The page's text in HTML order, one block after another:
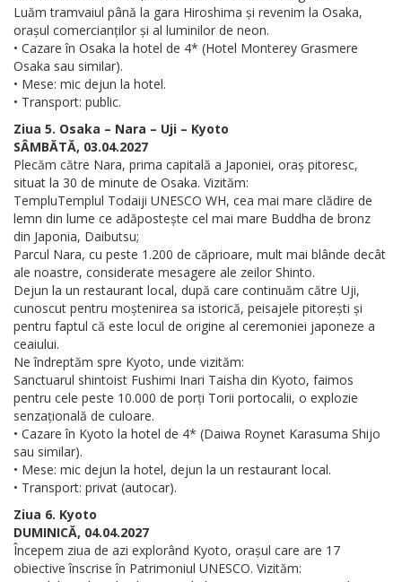
Luăm tramvaiul până la gara Hiroshima și revenim la Osaka,
orașul comercianților și al luminilor de neon.
• Cazare în Osaka la hotel de 4* (Hotel Monterey Grasmere
Osaka sau similar).
• Mese: mic dejun la hotel.
• Transport: public.
Ziua 5. Osaka – Nara – Uji – Kyoto
SÂMBĂTĂ, 03.04.2027
Plecăm către Nara, prima capitală a Japoniei, oraș pitoresc,
situat la 30 de minute de Osaka. Vizităm:
TempluTemplul Todaiji UNESCO WH, cea mai mare clădire de
lemn din lume ce adăpostește cel mai mare Buddha de bronz
din Japonia, Daibutsu;
Parcul Nara, cu peste 1.200 de căprioare, mult mai blânde decât
ale noastre, considerate mesagere ale zeilor Shinto.
Dejun la un restaurant local, după care continuăm către Uji,
cunoscut pentru moștenirea sa istorică, peisajele pitorești și
pentru faptul că este locul de origine al ceremoniei japoneze a
ceaiului.
Ne îndreptăm spre Kyoto, unde vizităm:
Sanctuarul shintoist Fushimi Inari Taisha din Kyoto, faimos
pentru cele peste 10.000 de porți Torii portocalii, o explozie
senzațională de culoare.
• Cazare în Kyoto la hotel de 4* (Daiwa Roynet Karasuma Shijo
sau similar).
• Mese: mic dejun la hotel, dejun la un restaurant local.
• Transport: privat (autocar).
Ziua 6. Kyoto
DUMINICĂ, 04.04.2027
Începem ziua de azi explorând Kyoto, orașul care are 17
obiective înscrise în Patrimoniul UNESCO. Vizităm: